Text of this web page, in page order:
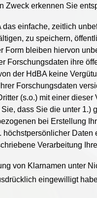
Zweck erkennen Sie
einfache, zeitlich
zu speichern,
Form bleiben hiervon
Forschungsdaten ihre
der HdBA keine
Forschungsdaten
(s.o.) mit einer
dass Sie die unter
bei Erstellung
höchstpersönlicher
Verarbeitung
von Klarnamen unter
eingewilligt